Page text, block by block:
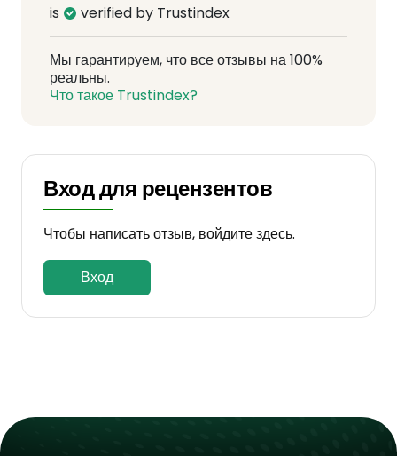
is verified by Trustindex
Мы гарантируем, что все отзывы на 100%
реальны.
Что такое Trustindex?
Вход для рецензентов
Чтобы написать отзыв, войдите здесь.
Вход